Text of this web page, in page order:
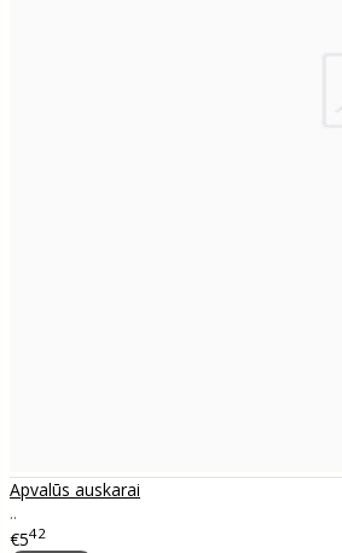
Apvalūs auskarai
..
€542